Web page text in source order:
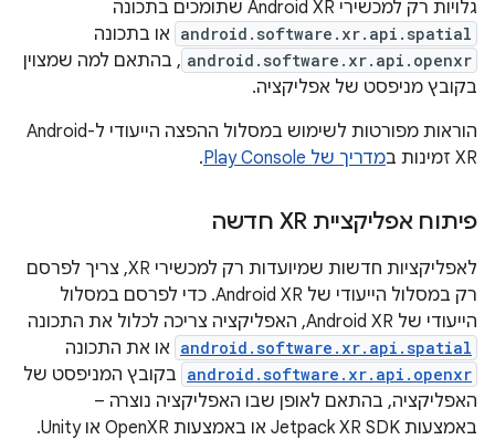
גלויות רק למכשירי Android XR שתומכים בתכונה
android.software.xr.api.spatial או בתכונה
android.software.xr.api.openxr , בהתאם למה שמצוין
בקובץ מניפסט של אפליקציה.
הוראות מפורטות לשימוש במסלול ההפצה הייעודי ל-Android
XR זמינות ב
מדריך של Play Console .
פיתוח אפליקציית XR חדשה
לאפליקציות חדשות שמיועדות רק למכשירי XR, צריך לפרסם
רק במסלול הייעודי של Android XR. כדי לפרסם במסלול
הייעודי של Android XR, האפליקציה צריכה לכלול את התכונה
android.software.xr.api.spatial או את התכונה
android.software.xr.api.openxr בקובץ המניפסט של
האפליקציה, בהתאם לאופן שבו האפליקציה נוצרה –
באמצעות Jetpack XR SDK או באמצעות OpenXR או Unity.